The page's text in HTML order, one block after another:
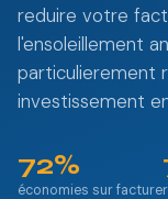
reduire votre
l'ensoleillement
particulierement
investissement
72%
économies sur facture